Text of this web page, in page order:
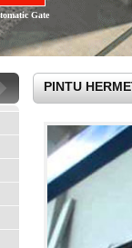
Gate
PINTU